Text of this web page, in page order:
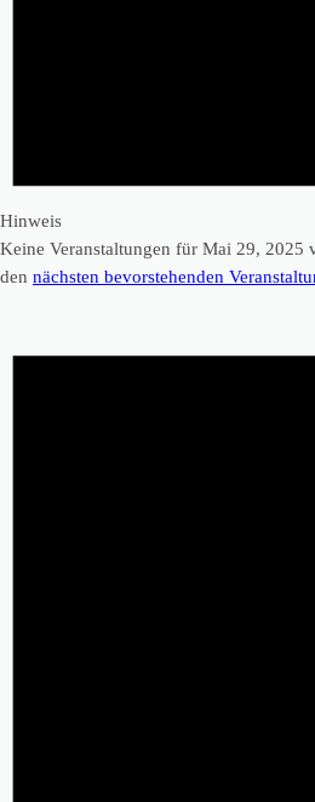
Hinweis
Keine Veranstaltungen für Mai 29, 2025
den nächsten bevorstehenden